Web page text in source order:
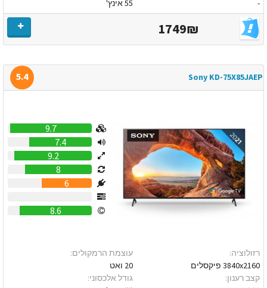
-
55 אינץ'
1749₪
Sony KD-75X85JAEP
5.4
9.7
7.4
9.2
8
6
8.6
רזולוציה:
3840x2160 פיקסלים
קצב רענון:
עוצמת הרמקולים:
20 ואט
גודל אלכסוני: